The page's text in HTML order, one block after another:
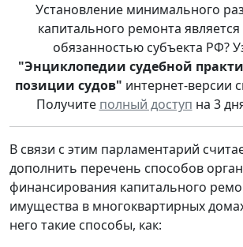
Установление минимального
капитального ремонта
обязанностью субъекта РФ?
"Энциклопедии судебной
позиции судов" интернет-версии
Получите полный доступ на 3
В связи с этим парламентарий
дополнить перечень способов
финансирования капитального
имущества в многоквартирных
него такие способы, как: